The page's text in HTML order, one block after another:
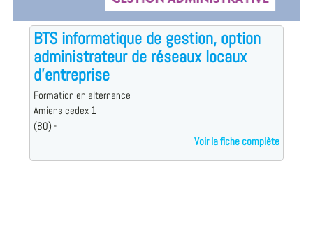
BTS informatique de gestion, option
administrateur de réseaux locaux
d'entreprise
Formation en alternance
Amiens cedex 1
(80) -
Voir la fiche complète